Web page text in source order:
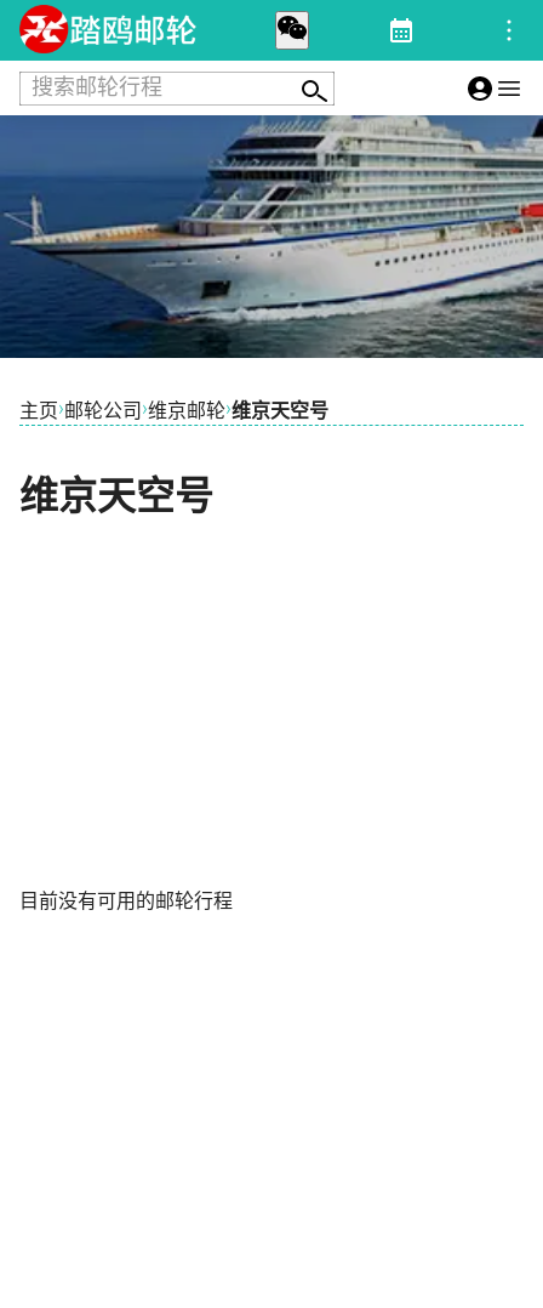
搜索邮轮行程
主页›邮轮公司 ›维京邮轮›维京天空号
维京天空号
目前没有可用的邮轮行程